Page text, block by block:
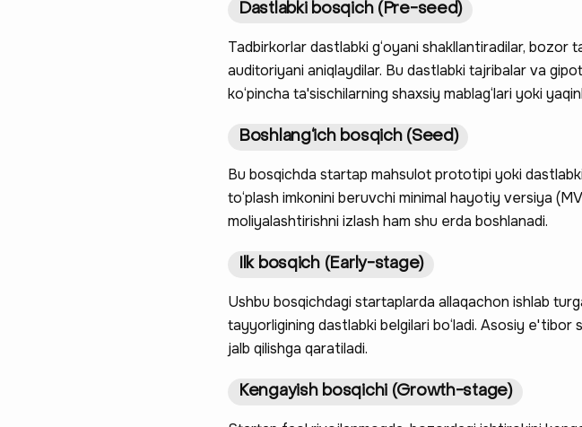
Dastlabki bosqich (Pre-seed)
Tadbirkorlar dastlabki g‘oyani shakllantiradilar, bozor
auditoriyani aniqlaydilar. Bu dastlabki tajribalar va
ko‘pincha ta'sischilarning shaxsiy mablag‘lari yoki
Boshlang‘ich bosqich (Seed)
Bu bosqichda startap mahsulot prototipi yoki
to‘plash imkonini beruvchi minimal hayotiy versiya
moliyalashtirishni izlash ham shu erda boshlanadi.
Ilk bosqich (Early-stage)
Ushbu bosqichdagi startaplarda allaqachon ishlab
tayyorligining dastlabki belgilari bo‘ladi. Asosiy
jalb qilishga qaratiladi.
Kengayish bosqichi (Growth-stage)